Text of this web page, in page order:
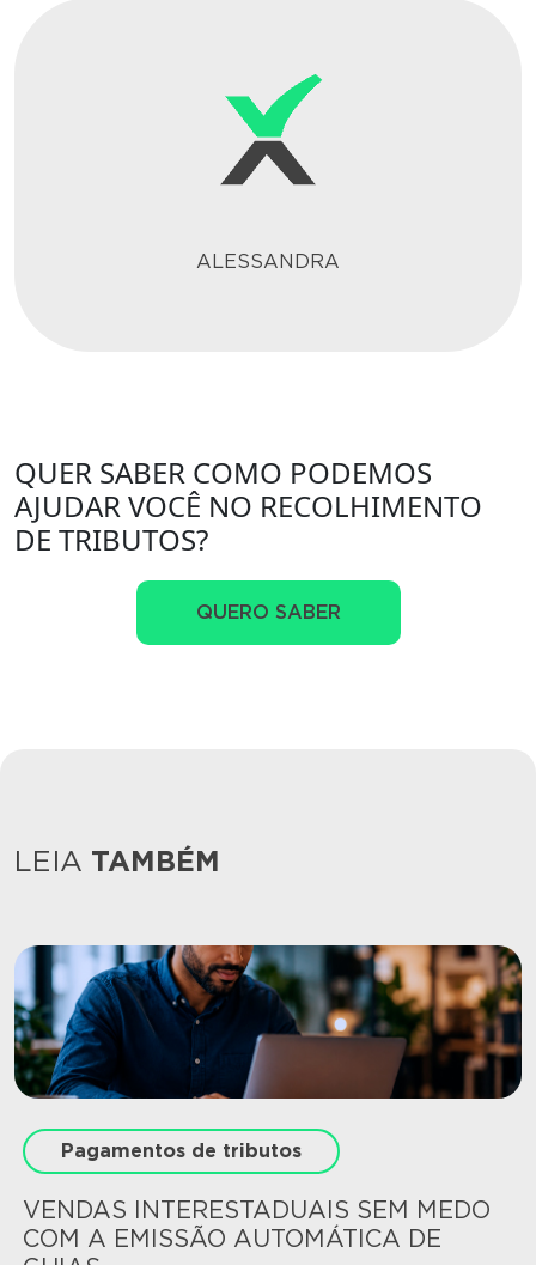
ALESSANDRA
QUER SABER COMO PODEMOS
AJUDAR VOCÊ NO RECOLHIMENTO
DE TRIBUTOS?
QUERO SABER
LEIA TAMBÉM
Pagamentos de tributos
VENDAS INTERESTADUAIS SEM MEDO
COM A EMISSÃO AUTOMÁTICA DE